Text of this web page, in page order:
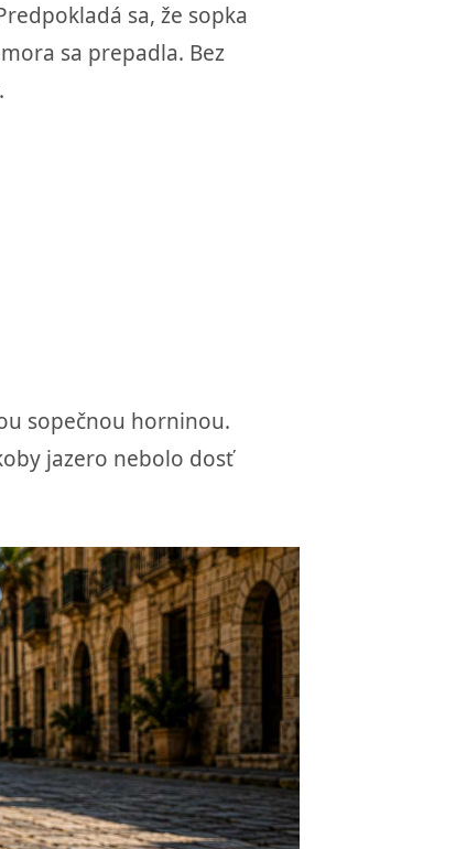
sa, že sopka
sa prepadla. Bez
sopečnou horninou.
jazero nebolo dosť